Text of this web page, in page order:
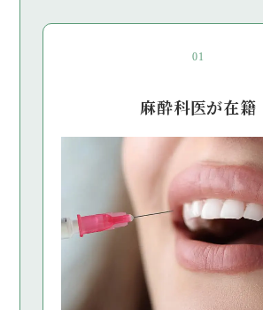
01
麻酔科医が在籍